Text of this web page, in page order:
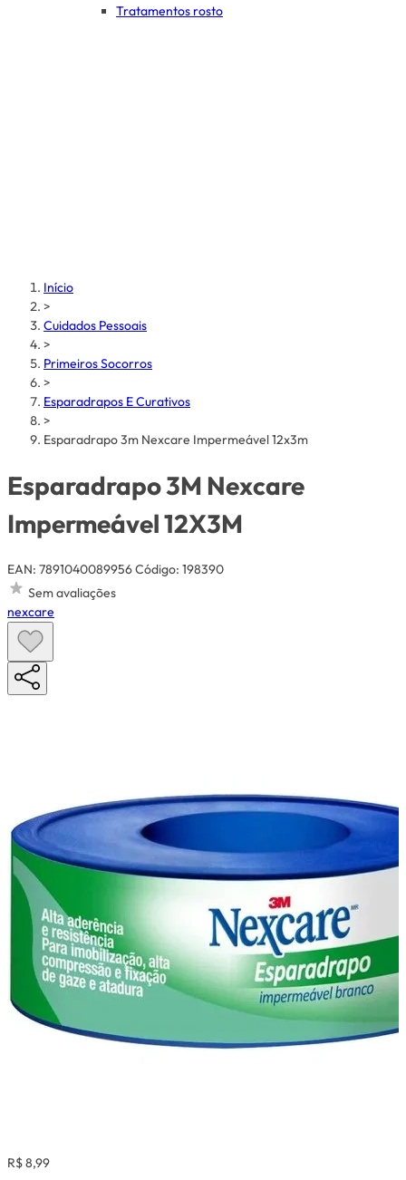
Tratamentos rosto
Início
>
Cuidados Pessoais
>
Primeiros Socorros
>
Esparadrapos E Curativos
>
Esparadrapo 3m Nexcare Impermeável 12x3m
Esparadrapo 3M Nexcare
Impermeável 12X3M
EAN: 7891040089956Código: 198390
Sem avaliações
nexcare
R$ 8,99